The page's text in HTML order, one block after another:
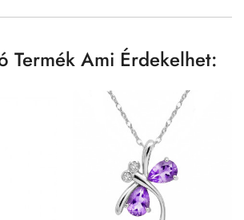
Termék Ami Érdekelhet: